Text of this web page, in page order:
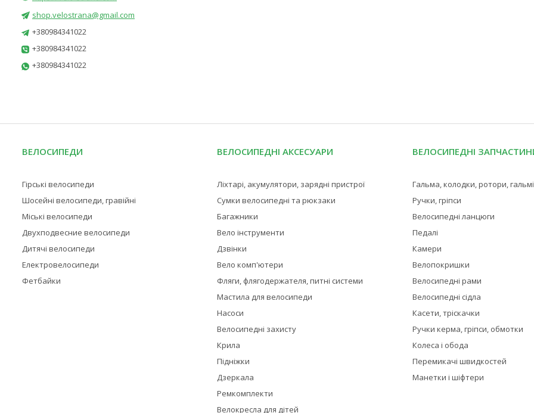
shop.velostrana@gmail.com
+380984341022
+380984341022
+380984341022
ВЕЛОСИПЕДИ
Гірські велосипеди
Шосейні велосипеди, гравійні
Міські велосипеди
Двухподвесние велосипеди
Дитячі велосипеди
Електровелосипеди
Фетбайки
ВЕЛОСИПЕДНІ АКСЕСУАРИ
Ліхтарі, акумулятори, зарядні пристрої
Сумки велосипедні та рюкзаки
Багажники
Вело інструменти
Дзвінки
Вело комп'ютери
Фляги, флягодержателя, питні системи
Мастила для велосипеди
Насоси
Велосипедні захисту
Крила
Підніжки
Дзеркала
Ремкомплекти
Велокресла для дітей
ВЕЛОСИПЕДНІ
Гальма, колодки, ротори,
Ручки, гріпси
Велосипедні ланцюги
Педалі
Камери
Велопокришки
Велосипедні рами
Велосипедні сідла
Касети, тріскачки
Ручки керма, гріпси, обмотки
Колеса і обода
Перемикачі швидкостей
Манетки і шіфтери